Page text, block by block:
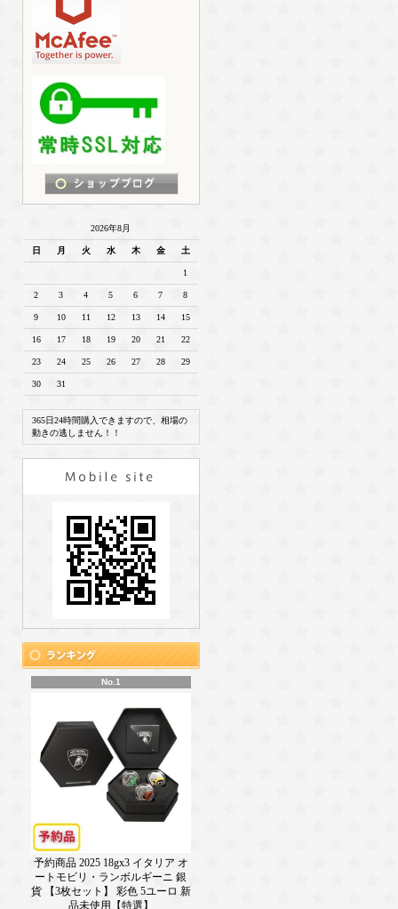
2026年8月
日 月 火 水 木 金 土
1
2 3 4 5 6 7 8
9 10 11 12 13 14 15
16 17 18 19 20 21 22
23 24 25 26 27 28 29
30 31
365日24時間購入できますので、相場の
動きの逃しません！！
No.1
予約商品 2025 18gx3 イタリア オ
ートモビリ・ランボルギーニ 銀
貨 【3枚セット】 彩色 5ユーロ 新
品未使用【特選】